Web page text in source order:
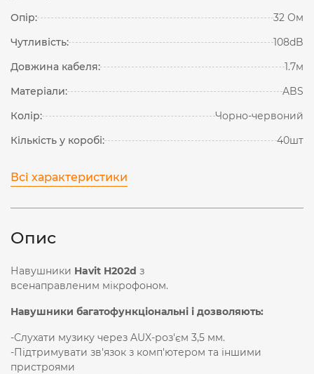
Опір:
32 Ом
Чутливість:
108dB
Довжина кабеля:
1.7м
Матеріали:
ABS
Колір:
Чорно-червоний
Кількість у коробі:
40шт
Всі характеристики
Опис
Навушники Havit H202d з
всенаправленим мікрофоном.
Навушники багатофункціональні і дозволяють:
-Слухати музику через AUX-роз'єм 3,5 мм.
-Підтримувати зв'язок з комп'ютером та іншими
пристроями